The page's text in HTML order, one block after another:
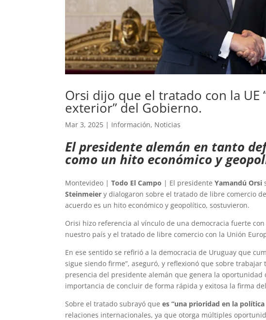
Orsi dijo que el tratado con la
exterior” del Gobierno.
Mar 3, 2025 | Información, Noticias
El presidente alemán en tanto
como un hito económico y
Montevideo |Todo El Campo | El presidenteYamandú Orsi
Steinmeier y dialogaron sobre el tratado de libre comercio
acuerdo es un hito económico y geopolítico, sostuvieron.
Orisi hizo referencia al vínculo de una democracia fuerte
nuestro país y el tratado de libre comercio con la Unión
En ese sentido se refirió a la democracia de Uruguay que
sigue siendo firme”, aseguró, y reflexionó que sobre
presencia del presidente alemán que genera la
importancia de concluir de forma rápida y exitosa la firma
Sobre el tratado subrayó quees “una prioridad en la
relaciones internacionales, ya que otorga múltiples